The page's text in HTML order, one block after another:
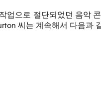
업으로 절단되었던 음악
씨는 계속해서 다음과